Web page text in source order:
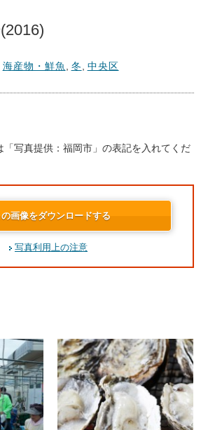
海産物・鮮魚 冬 中央区
「写真提供：福岡市」の表記を入れてくだ
の画像をダウンロードする
写真利用上の注意